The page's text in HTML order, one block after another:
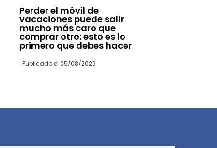
Perder el móvil de
vacaciones puede salir
mucho más caro que
comprar otro: esto es lo
primero que debes hacer
Publicado el 05/08/2026